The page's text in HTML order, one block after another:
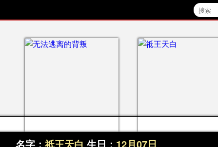
名字：祗王天白 生日： 12月07日